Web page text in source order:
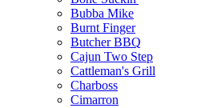
Bubba Mike
Burnt Finger
Butcher BBQ
Cajun Two Step
Cattleman's Grill
Charboss
Cimarron